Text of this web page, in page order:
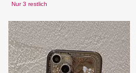
Nur 3 restlich